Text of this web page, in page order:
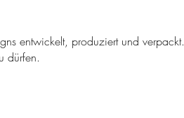
entwickelt, produziert und verpackt.
dürfen.